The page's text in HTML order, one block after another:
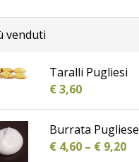
venduti
Taralli Pugliesi
€3,60
Burrata Pugliese
€4,60– €9,20